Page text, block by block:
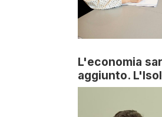
L'economia
aggiunto.